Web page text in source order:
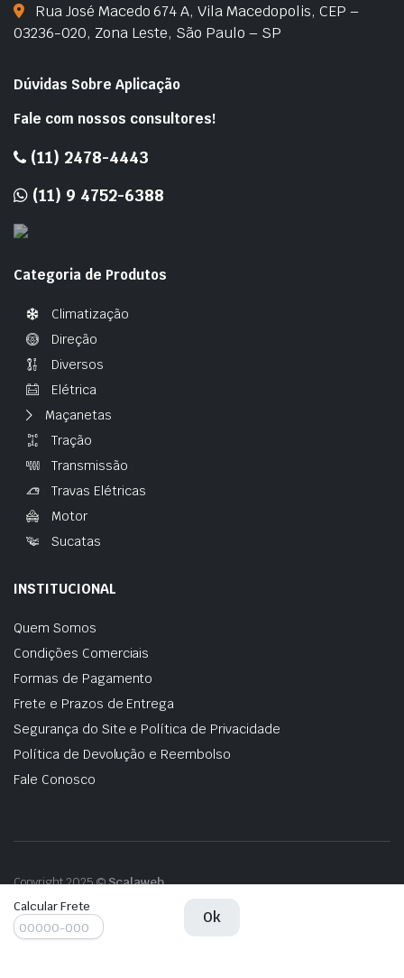
PULMÃO
DO
MOTOR
Adicionar ao carrinho
Calcular Frete
Ok
Rua José Macedo 674 A, Vila Macedopolis, CEP –
03236-020, Zona Leste, São Paulo – SP
Dúvidas Sobre Aplicação
Fale com nossos consultores!
(11) 2478-4443
(11) 9 4752-6388
Categoria de Produtos
Climatização
Direção
Diversos
Elétrica
Maçanetas
Tração
Transmissão
Travas Elétricas
Motor
Sucatas
INSTITUCIONAL
Quem Somos
Condições Comerciais
Formas de Pagamento
Frete e Prazos de Entrega
Segurança do Site e Política de Privacidade
Política de Devolução e Reembolso
Fale Conosco
Copyright 2025 ©Scalaweb